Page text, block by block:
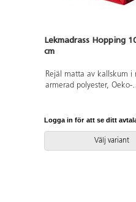
Lekmadrass Hopping
cm
Rejäl matta av kallskum i
armerad polyester, Oeko-
på mitten, för att spara
förvaring. Från 3 år.
Logga in för att se ditt
Välj variant